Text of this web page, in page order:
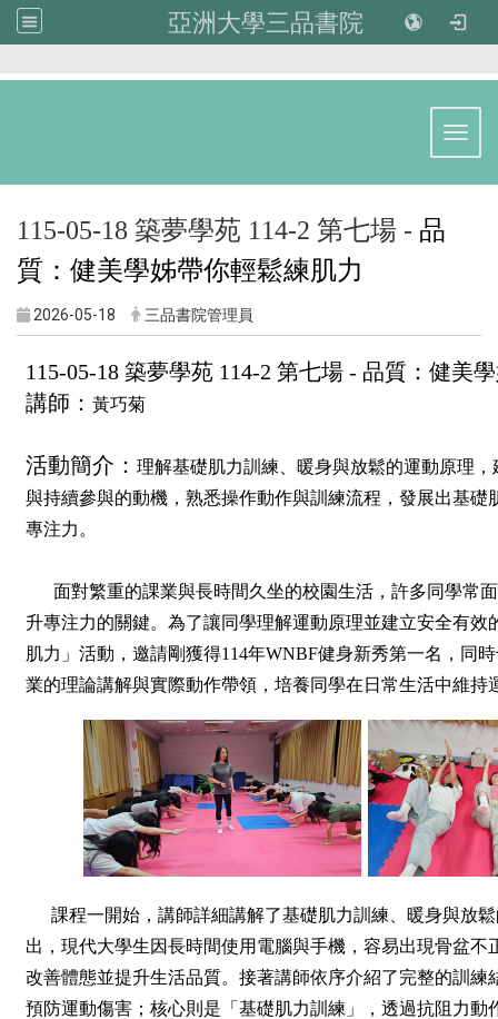
亞洲大學三品書院
115-05-18 築夢學苑 114-2 第七場 - 品
質：健美學姊帶你輕鬆練肌力
2026-05-18 三品書院管理員
115-05-18 築夢學苑 114-2 第七場 - 品質：健美
講師： 黃巧菊
活動簡介： 理解基礎肌力訓練、暖身與放鬆的運動原理
與持續參與的動機，熟悉操作動作與訓練流程，發展出基
專注力。
面對繁重的課業與長時間久坐的校園生活，許多同學常
升專注力的關鍵。為了讓同學理解運動原理並建立安全有
肌力」活動，邀請剛獲得114年WNBF健身新秀第一名，同
業的理論講解與實際動作帶領，培養同學在日常生活中維持
課程一開始，講師詳細講解了基礎肌力訓練、暖身與放
出，現代大學生因長時間使用電腦與手機，容易出現骨盆
改善體態並提升生活品質。接著講師依序介紹了完整的訓
預防運動傷害；核心則是「基礎肌力訓練」，透過抗阻力